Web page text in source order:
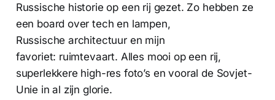
Russische historie op een rij gezet. Zo hebben ze
een board over tech en lampen,
Russische architectuur en mijn
favoriet: ruimtevaart. Alles mooi op een rij,
superlekkere high-res foto’s en vooral de Sovjet-
Unie in al zijn glorie.